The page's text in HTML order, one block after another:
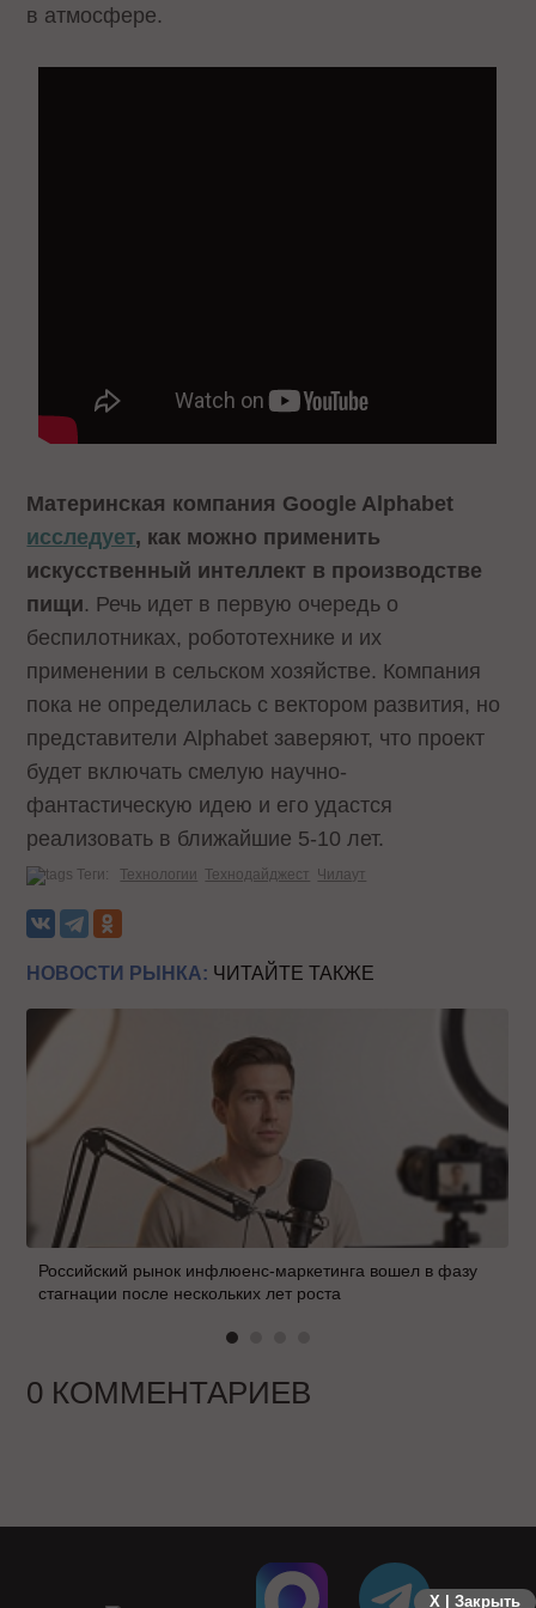
в атмосфере.
Материнская компания Google Alphabet
исследует, как можно применить
искусственный интеллект в производстве
пищи. Речь идет в первую очередь о
беспилотниках, робототехнике и их
применении в сельском хозяйстве. Компания
пока не определилась с вектором развития, но
представители Alphabet заверяют, что проект
будет включать смелую научно-
фантастическую идею и его удастся
реализовать в ближайшие 5-10 лет.
Теги: Технологии Технодайджест Чилаут
НОВОСТИ РЫНКА: ЧИТАЙТЕ ТАКЖЕ
Российский рынок инфлюенс-маркетинга вошел в фазу
стагнации после нескольких лет роста
0 КОММЕНТАРИЕВ
X | Закрыть